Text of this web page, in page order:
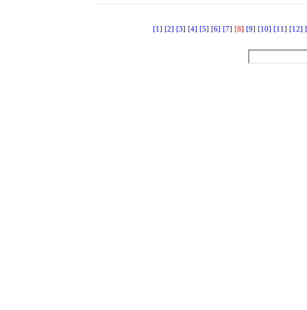
[1] [2] [3] [4] [5] [6] [7] [8] [9] [10] [11] [12]